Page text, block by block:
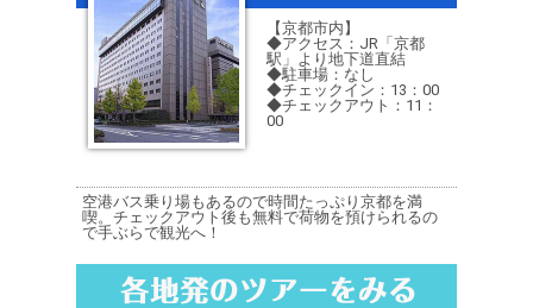
【京都市内】
◆アクセス：JR「京都
駅」より地下道直結
◆駐車場：なし
◆チェックイン：13：00
◆チェックアウト：11：
00
空港バス乗り場もあるので時間たっぷり京都を満
喫。チェックアウト後も無料で荷物を預けられるの
で手ぶらで観光へ！